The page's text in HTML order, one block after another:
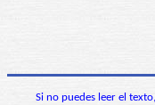
Si no puedes leer el